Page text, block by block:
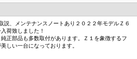
説、メンテナンスノートあり２０２２年モデルＺ６
荷致しました！
正部品も多数取付があります。Ｚ１を象徴するフ
しい一台になっております。